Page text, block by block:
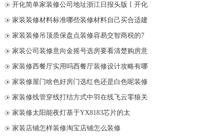
开化简单家装修公司地址浙江日报头版丨开化
家装装修材料标准哪些装修材料自己买合适建
家装装修吊顶质保盘点装修容易交智商税的7
家装公司装修意向金摇号选房要看清楚购房意
家装修西餐厅实用吗西餐厅装修设计攻略有哪
家装修屋门啥色好房门选红色还是白色呢装修
家装修线管穿线打结方式中羽在线飞云零狼关
家装修太阳能夜灯基于YX8183芯片的太
家装店铺怎样装修淘宝店铺怎么装修